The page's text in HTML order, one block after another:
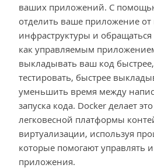
ваших приложений. С
отделить ваше приложение
инфраструктуры и обращаться
как управляемым
выкладывать ваш код
тестировать, быстрее
уменьшить время между
запуска кода. Docker делает
легковесной платформы
виртуализации, используя
которые помогают управлять
приложения.